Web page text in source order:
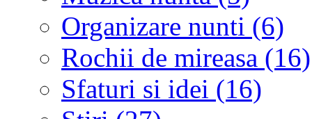
Organizare nunti (6)
Rochii de mireasa (16)
Sfaturi si idei (16)